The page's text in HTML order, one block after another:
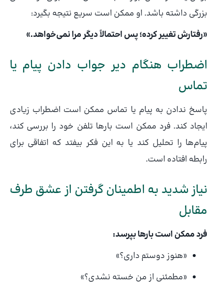
بزرگی داشته باشد. او ممکن است سریع نتیجه بگیرد:
«رفتارش تغییر کرده؛ پس احتمالاً دیگر مرا نمی‌خواهد.»
اضطراب هنگام دیر جواب دادن پیام یا
تماس
پاسخ ندادن به پیام یا تماس ممکن است اضطراب زیادی
ایجاد کند. فرد ممکن است بارها تلفن خود را بررسی کند،
پیام‌ها را تحلیل کند یا به این فکر بیفتد که اتفاقی برای
رابطه افتاده است.
نیاز شدید به اطمینان گرفتن از عشق طرف
مقابل
فرد ممکن است بارها بپرسد:
«هنوز دوستم داری؟»
«مطمئنی از من خسته نشدی؟»